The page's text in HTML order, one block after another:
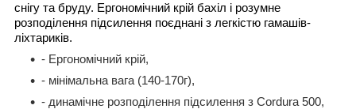
снігу та бруду. Ергономічний крій бахіл і розумне
розподілення підсилення поєднані з легкістю гамашів-
ліхтариків.
- Ергономічний крій,
- мінімальна вага (140-170г),
- динамічне розподілення підсилення з Cordura 500,